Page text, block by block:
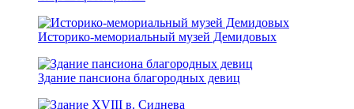
Историко-мемориальный музей Демидовых
Здание пансиона благородных девиц